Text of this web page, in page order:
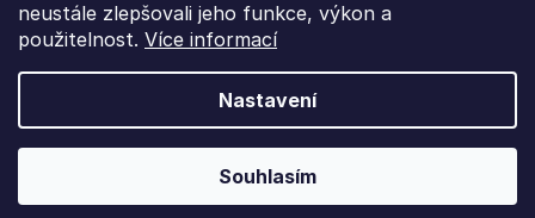
neustále zlepšovali jeho funkce, výkon a
použitelnost. Více informací
Nastavení
Souhlasím
Dachstar.cz. Všechna práva vyhrazena.